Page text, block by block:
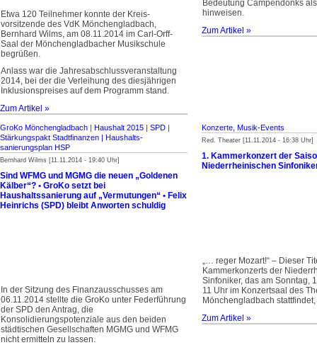
Etwa 120 Teilnehmer konnte der Kreis­
vorsitzende des VdK Mönchengladbach,
Bernhard Wilms, am 08.11.2014 im Carl-Orff-
Saal der Mönchengladbacher Musikschule
begrüßen.
Anlass war die Jahresabschlussveran­staltung
2014, bei der die Verleihung des diesjährigen
Inklusionspreises auf dem Programm stand.
Zum Artikel »
Bedeutung Campendonks
hinweisen.
Zum Artikel »
GroKo Mönchengladbach | Haushalt 2015 | SPD |
Stärkungspakt Stadt­finanzen | Haus­halts­
sanierungsplan HSP
Bernhard Wilms [11.11.2014 - 19:40 Uhr]
Sind WFMG und MGMG die neuen „Goldenen
Kälber“? • GroKo setzt bei
Haushaltssanierung auf „Vermutungen“ • Felix
Heinrichs (SPD) bleibt Anworten schuldig
In der Sitzung des Finanzausschusses am
06.11.2014 stellte die GroKo unter Federführung
der SPD den Antrag, die
Konsolidierungspotenziale aus den beiden
städtischen Gesellschaften MGMG und WFMG
nicht ermitteln zu lassen.
Konzerte, Musik-Events
Red. Theater [11.11.2014 - 16:38 Uhr]
1. Kammerkonzert der
Niederrheinischen
„… reger Mozart!“ – Dieser
Kammerkonzerts der
Sinfoniker, das am Sonntag,
11 Uhr im Konzertsaal des
Mönchengladbach
Zum Artikel »